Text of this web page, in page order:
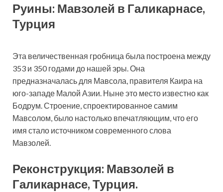
Руины: Мавзолей в Галикарнасе,
Турция
Эта величественная гробница была построена между
353 и 350 годами до нашей эры. Она
предназначалась для Мавсола, правителя Каира на
юго-западе Малой Азии. Ныне это место известно как
Бодрум. Строение, спроектированное самим
Мавсолом, было настолько впечатляющим, что его
имя стало источником современного слова
Мавзолей.
Реконструкция: Мавзолей в
Галикарнасе, Турция.